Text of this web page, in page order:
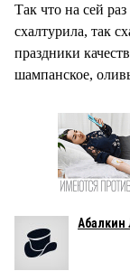
Так что на сей
схалтурила, так
праздники
шампанское,
Абалкин